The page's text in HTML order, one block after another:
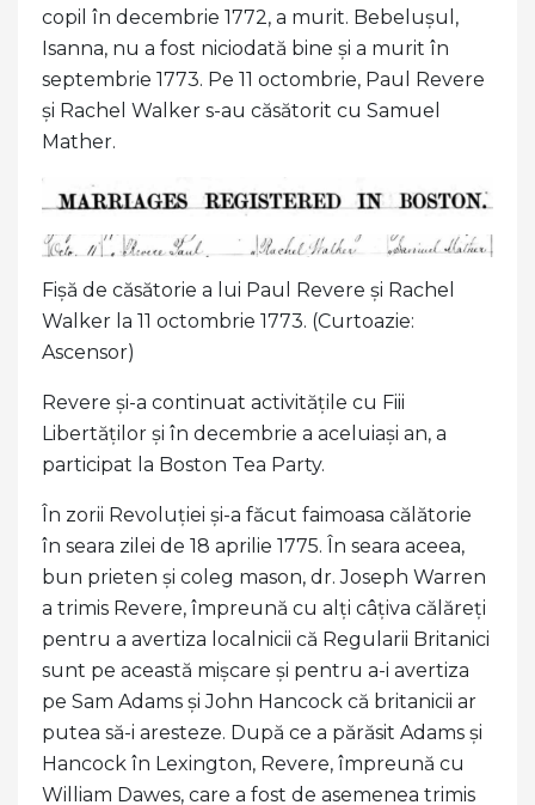
copil în decembrie 1772, a murit. Bebelușul,
Isanna, nu a fost niciodată bine și a murit în
septembrie 1773. Pe 11 octombrie, Paul Revere
și Rachel Walker s-au căsătorit cu Samuel
Mather.
Fișă de căsătorie a lui Paul Revere și Rachel
Walker la 11 octombrie 1773. (Curtoazie:
Ascensor)
Revere și-a continuat activitățile cu Fiii
Libertăților și în decembrie a aceluiași an, a
participat la Boston Tea Party.
În zorii Revoluției și-a făcut faimoasa călătorie
în seara zilei de 18 aprilie 1775. În seara aceea,
bun prieten și coleg mason, dr. Joseph Warren
a trimis Revere, împreună cu alți câțiva călăreți
pentru a avertiza localnicii că Regularii Britanici
sunt pe această mișcare și pentru a-i avertiza
pe Sam Adams și John Hancock că britanicii ar
putea să-i aresteze. După ce a părăsit Adams și
Hancock în Lexington, Revere, împreună cu
William Dawes, care a fost de asemenea trimis